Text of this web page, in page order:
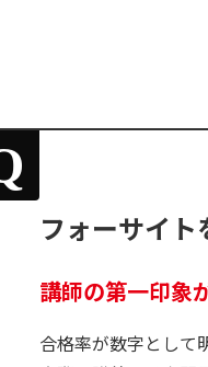
フォーサイト
講師の第一印象
合格率が数字として